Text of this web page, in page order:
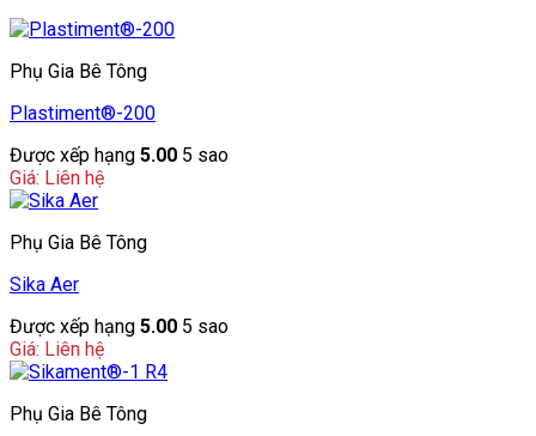
Phụ Gia Bê Tông
Plastiment®-200
Được xếp hạng 5.00 5 sao
Giá: Liên hệ
Phụ Gia Bê Tông
Sika Aer
Được xếp hạng 5.00 5 sao
Giá: Liên hệ
Phụ Gia Bê Tông